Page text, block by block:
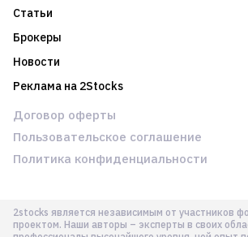
Статьи
Брокеры
Новости
Реклама на 2Stocks
2stocks является независимым от участников
проектом. Наши авторы – эксперты в своих
Договор оферты
Пользовательское соглашение
Политика конфиденциальности